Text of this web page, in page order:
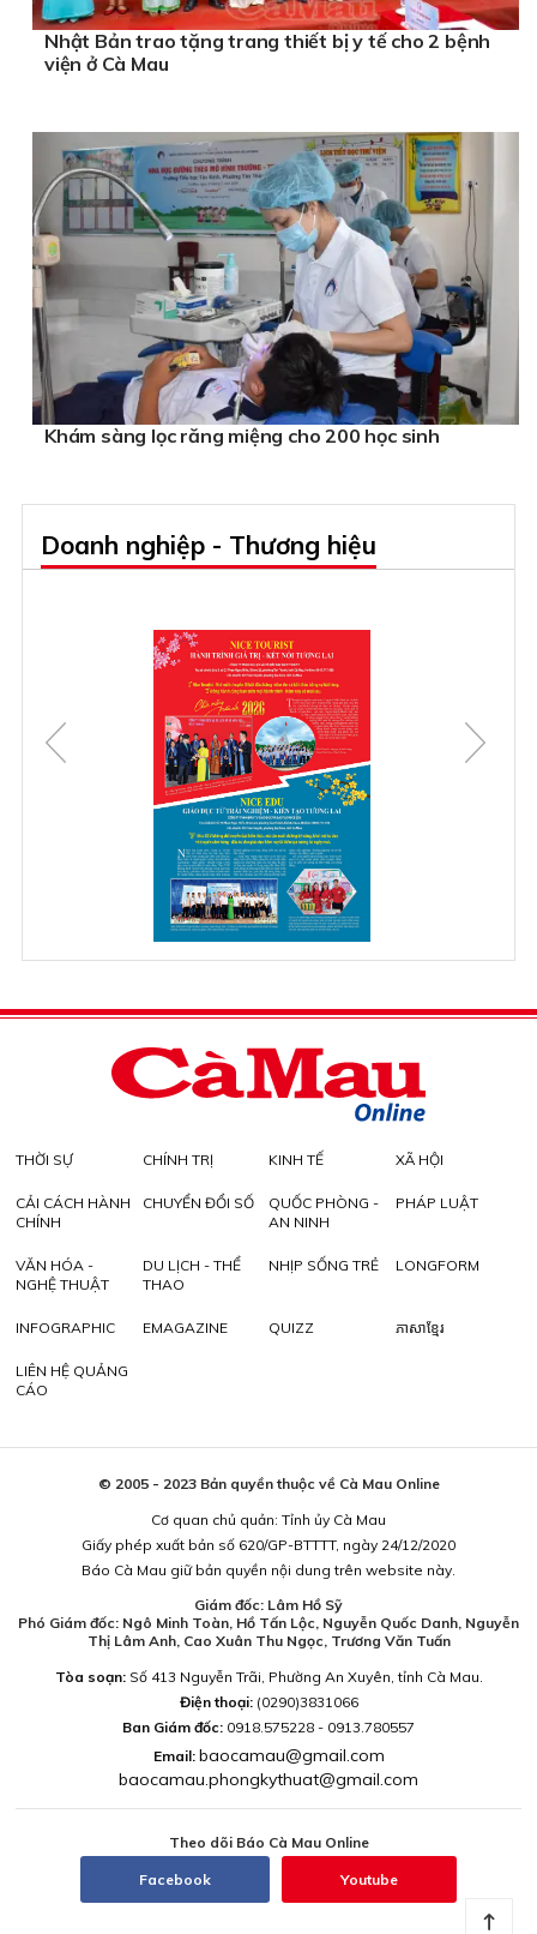
Nhật Bản trao tặng trang thiết bị y tế cho 2 bệnh
viện ở Cà Mau
Khám sàng lọc răng miệng cho 200 học sinh
Doanh nghiệp - Thương hiệu
THỜI SỰ CHÍNH TRỊ KINH TẾ XÃ HỘI
CẢI CÁCH HÀNH
CHÍNH
CHUYỂN ĐỔI SỐ
QUỐC PHÒNG -
AN NINH
PHÁP LUẬT
VĂN HÓA -
NGHỆ THUẬT
DU LỊCH - THỂ
THAO
NHỊP SỐNG TRẺ LONGFORM
INFOGRAPHIC EMAGAZINE QUIZZ ភាសាខ្មែរ
LIÊN HỆ QUẢNG
CÁO
© 2005 - 2023 Bản quyền thuộc về Cà Mau Online
Cơ quan chủ quản: Tỉnh ủy Cà Mau
Giấy phép xuất bản số 620/GP-BTTTT, ngày 24/12/2020
Báo Cà Mau giữ bản quyền nội dung trên website này.
Giám đốc: Lâm Hồ Sỹ
Phó Giám đốc: Ngô Minh Toàn, Hồ Tấn Lộc, Nguyễn Quốc Danh, Nguyễn
Thị Lâm Anh, Cao Xuân Thu Ngọc, Trương Văn Tuấn
Tòa soạn:Số 413 Nguyễn Trãi, Phường An Xuyên, tỉnh Cà Mau.
Điện thoại: (0290)3831066
Ban Giám đốc: 0918.575228 - 0913.780557
Email: baocamau@gmail.com
baocamau.phongkythuat@gmail.com
Theo dõi Báo Cà Mau Online
Facebook Youtube